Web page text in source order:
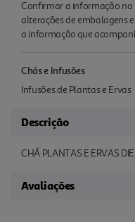
Confirmar a informação no
alterações de embalagens
a informação que
Chás e Infusões
Infusões de Plantas e Ervas
Descrição
CHÁ PLANTAS E ERVAS
Avaliações